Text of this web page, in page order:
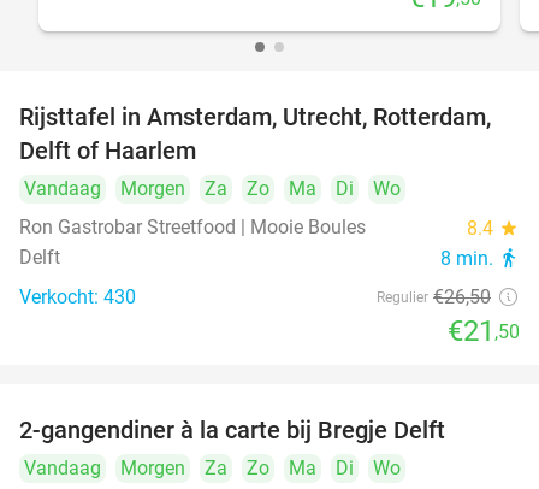
19%
Rijsttafel in Amsterdam, Utrecht, Rotterdam,
Delft of Haarlem
Vandaag Morgen Za Zo Ma Di
Wo
Ron Gastrobar Streetfood | Mooie Boules
8.4 star
Delft 8 min. directions_walk
Verkocht: 430 Regulier €26,50
€21 ,50
2-gangendiner à la carte bij Bregje Delft
Vandaag Morgen Za Zo Ma Di
Wo